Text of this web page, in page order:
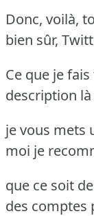
Donc, voilà,
bien sûr,
Ce que je
description là
je vous mets
moi je
que ce soit
des comptes